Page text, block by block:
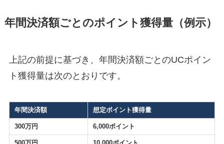
年間決済額ごとのポイント獲得量（例示）
上記の前提に基づき、年間決済額ごとのUCポイン
ト獲得量は次のとおりです。
年間決済額 想定ポイント獲得量
300万円 6,000ポイント